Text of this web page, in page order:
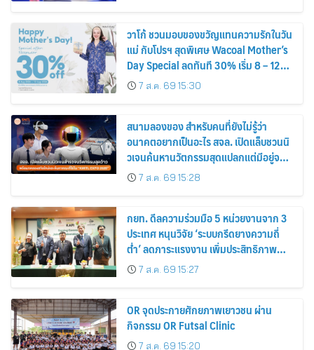
วาโก้ ชวนมอบของขวัญแทนความรักในวัน
แม่ กับโปรฯ สุดพิเศษ Wacoal Mother’s
Day Special ลดทันที 30% เริ่ม 8 – 12
สิงหาคม 2569
7 ส.ค. 69 15:30
สนามลองของ สำหรับคนที่ยังไม่รู้ว่า
อนาคตอยากเป็นอะไร สจล. เปิดแล็บชวนนิ
วเจนค้นหานวัตกรรมสุดแปลกแต่มีอยู่จริง
พร้อมทดลองสกิลใหม่และค้นหาคณะที่ใช่
ใน “KMITL EXPO 2026”
7 ส.ค. 69 15:28
กยท. ดีลความร่วมมือ 5 หน่วยงานจาก 3
ประเทศ หนุนวิจัย ‘ระบบกรีดยางความถี่
ต่ำ’ ลดภาระแรงงาน เพิ่มประสิทธิภาพ
การจัดการสวนยาง เสริมคุณภาพผลผลิต
ยาง
7 ส.ค. 69 15:27
OR จุดประกายศักยภาพเยาวชน ผ่าน
กิจกรรม OR Futsal Clinic
7 ส.ค. 69 15:20